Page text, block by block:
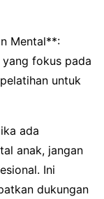
Mental**:
fokus pada
untuk
ada
anak, jangan
Ini
dukungan